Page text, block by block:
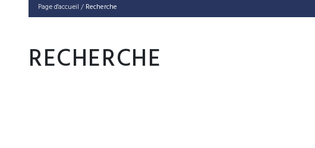
Page d'accueil / Recher­che
RECHERCHE